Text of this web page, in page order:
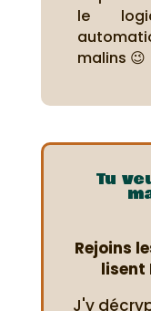
le
malins 😉
Tu
Rejoins
lisent
J'y